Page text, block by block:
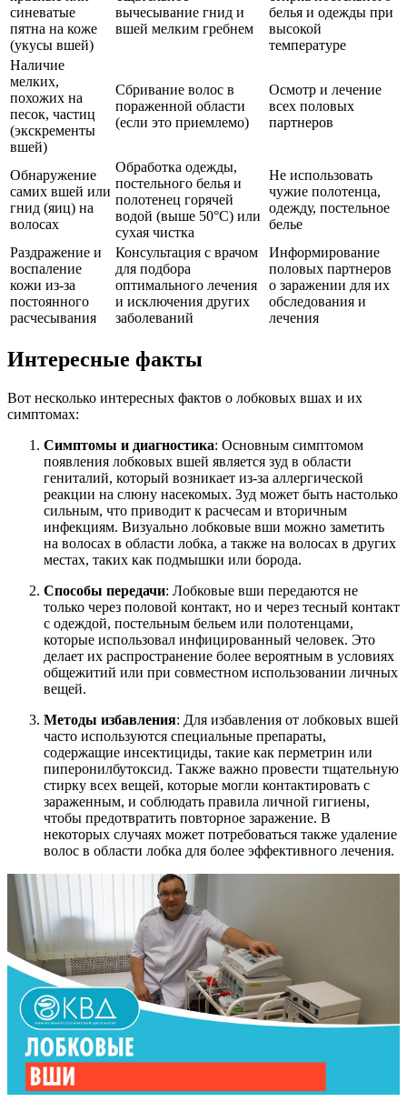
синеватые
пятна на коже
(укусы вшей)
вычесывание гнид и
вшей мелким гребнем
белья и одежды при
высокой
температуре
Наличие
мелких,
похожих на
песок, частиц
(экскременты
вшей)
Сбривание волос в
пораженной области
(если это приемлемо)
Осмотр и лечение
всех половых
партнеров
Обнаружение
самих вшей или
гнид (яиц) на
волосах
Обработка одежды,
постельного белья и
полотенец горячей
водой (выше 50°C) или
сухая чистка
Не использовать
чужие полотенца,
одежду, постельное
белье
Раздражение и
воспаление
кожи из-за
постоянного
расчесывания
Консультация с врачом
для подбора
оптимального лечения
и исключения других
заболеваний
Информирование
половых партнеров
о заражении для их
обследования и
лечения
Интересные факты
Вот несколько интересных фактов о лобковых вшах и их
симптомах:
Симптомы и диагностика: Основным симптомом
появления лобковых вшей является зуд в области
гениталий, который возникает из-за аллергической
реакции на слюну насекомых. Зуд может быть настолько
сильным, что приводит к расчесам и вторичным
инфекциям. Визуально лобковые вши можно заметить
на волосах в области лобка, а также на волосах в других
местах, таких как подмышки или борода.
Способы передачи: Лобковые вши передаются не
только через половой контакт, но и через тесный контакт
с одеждой, постельным бельем или полотенцами,
которые использовал инфицированный человек. Это
делает их распространение более вероятным в условиях
общежитий или при совместном использовании личных
вещей.
Методы избавления: Для избавления от лобковых вшей
часто используются специальные препараты,
содержащие инсектициды, такие как перметрин или
пиперонилбутоксид. Также важно провести тщательную
стирку всех вещей, которые могли контактировать с
зараженным, и соблюдать правила личной гигиены,
чтобы предотвратить повторное заражение. В
некоторых случаях может потребоваться также удаление
волос в области лобка для более эффективного лечения.